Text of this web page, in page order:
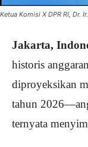
Ketua Komisi X DPR RI, Dr.
Jakarta,
historis
diproyeksikan
tahun
ternyata